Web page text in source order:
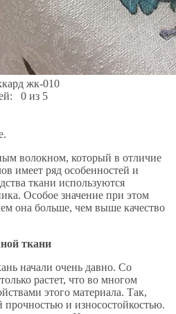
0 из 5
волокном, который в отличие
имеет ряд особенностей и
ткани используются
Особое значение при этом
она больше, чем выше качество
ткани
начали очень давно. Со
растет, что во многом
этого материала. Так,
прочностью и износостойкостью.